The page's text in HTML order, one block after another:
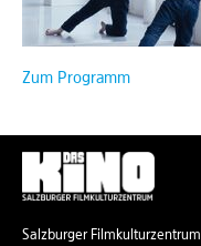
Zum Programm
Salzburger Filmkulturzentrum